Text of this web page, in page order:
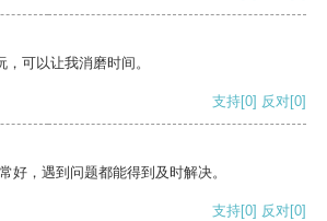
可以让我消磨时间。
支持[0] 反对[0]
好，遇到问题都能得到及时解决。
支持[0] 反对[0]